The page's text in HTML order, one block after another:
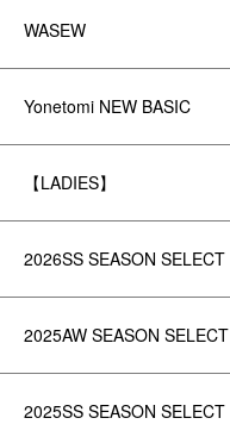
WASEW
Yonetomi NEW BASIC
【LADIES】
2026SS SEASON SELECT
2025AW SEASON SELECT
2025SS SEASON SELECT